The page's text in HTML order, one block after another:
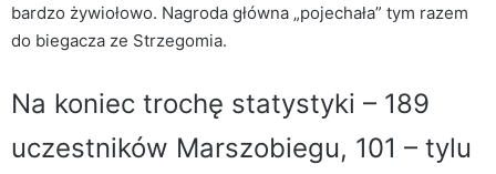
bardzo żywiołowo. Nagroda główna „pojechała” tym razem
do biegacza ze Strzegomia.
Na koniec trochę statystyki – 189
uczestników Marszobiegu, 101 – tylu